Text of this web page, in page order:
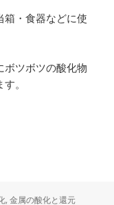
箱・食器などに使
ボツボツの酸化物
。
,金属の酸化と還元